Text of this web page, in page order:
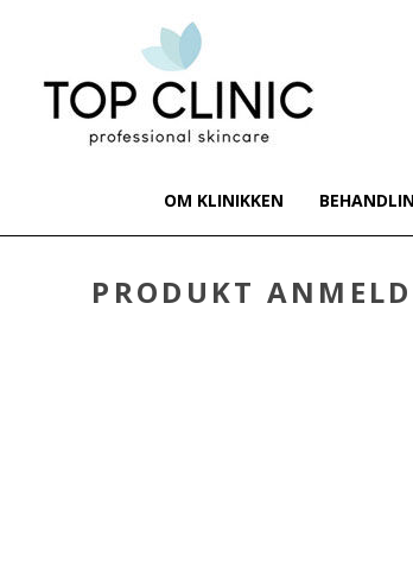
OM KLINIKKEN
PRODUKT